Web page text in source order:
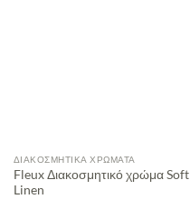
ΔΙΑΚΟΣΜΗΤΙΚΆ ΧΡΏΜΑΤΑ
Fleux Διακοσμητικό χρώμα Soft
Linen